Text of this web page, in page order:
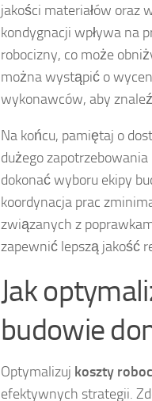
jakości materiałów oraz
kondygnacji wpływa na
robocizny, co może
można wystąpić o
wykonawców, aby
Na końcu, pamiętaj o
dużego
dokonać wyboru ekipy
koordynacja prac
związanych z
zapewnić lepszą jakość
Jak
budowie
Optymalizuj koszty
efektywnych strategii.